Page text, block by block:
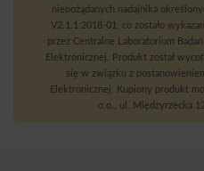
niepożądanych nadajnika
V2.1.1:2018-01, co zostało
przez Centralne Laboratorium
Elektronicznej. Produkt został
się w związku z
Elektronicznej. Kupiony produkt
o.o., ul. Międzyrzecka